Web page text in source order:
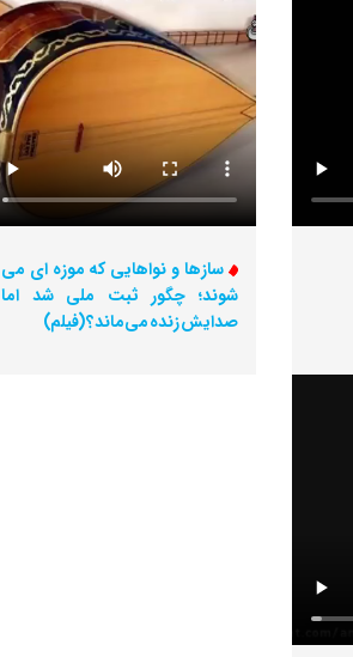
سازها و نواهایی که موزه ای می
شوند؛ چگور ثبت ملی شد اما
صدایش زنده می‌ماند؟ (فیلم)